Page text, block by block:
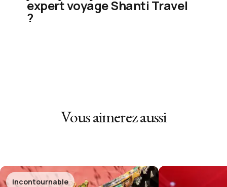
expert voyage Shanti Travel
?
Vous aimerez aussi
Incontournable